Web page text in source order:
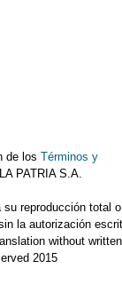
de los Términos y
PATRIA S.A.
reproducción total o
la autorización
without written
2015